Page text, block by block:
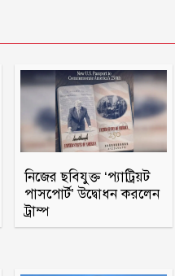
নিজের ছবিযুক্ত ‘প্যাট্রিয়ট
পাসপোর্ট’ উদ্বোধন করলেন
ট্রাম্প